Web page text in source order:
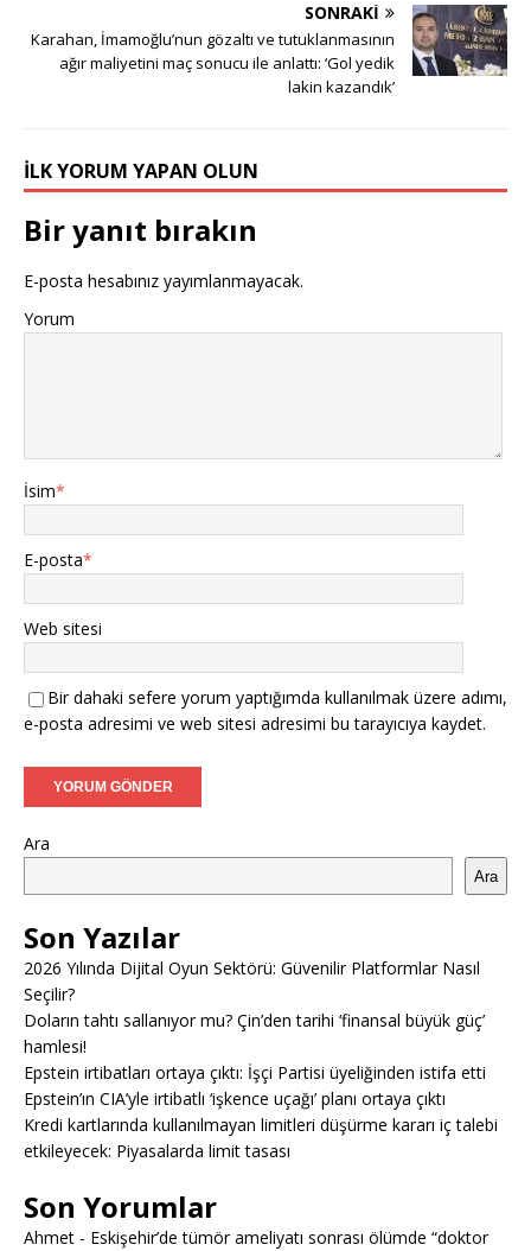
SONRAKI
Karahan, İmamoğlu’nun gözaltı ve tutuklanmasının
ağır maliyetini maç sonucu ile anlattı: ‘Gol yedik
lakin kazandık’
İLK YORUM YAPAN OLUN
Bir yanıt bırakın
E-posta hesabınız yayımlanmayacak.
Yorum
İsim*
E-posta*
Web sitesi
Bir dahaki sefere yorum yaptığımda kullanılmak üzere adımı,
e-posta adresimi ve web sitesi adresimi bu tarayıcıya kaydet.
Ara
Ara
Son Yazılar
2026 Yılında Dijital Oyun Sektörü: Güvenilir Platformlar Nasıl
Seçilir?
Doların tahtı sallanıyor mu? Çin’den tarihi ‘finansal büyük güç’
hamlesi!
Epstein irtibatları ortaya çıktı: İşçi Partisi üyeliğinden istifa etti
Epstein’ın CIA’yle irtibatlı ‘işkence uçağı’ planı ortaya çıktı
Kredi kartlarında kullanılmayan limitleri düşürme kararı iç talebi
etkileyecek: Piyasalarda limit tasası
Son Yorumlar
Ahmet - Eskişehir’de tümör ameliyatı sonrası ölümde “doktor